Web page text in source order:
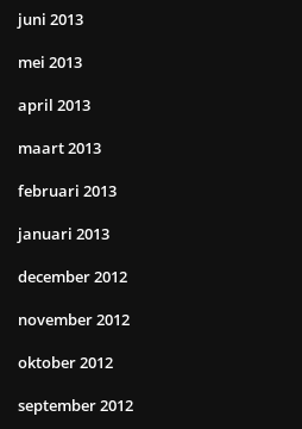
juni 2013
mei 2013
april 2013
maart 2013
februari 2013
januari 2013
december 2012
november 2012
oktober 2012
september 2012